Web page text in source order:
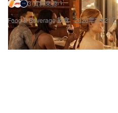
Food & Beverage 飲食
3 資料來源
2026年7月21日